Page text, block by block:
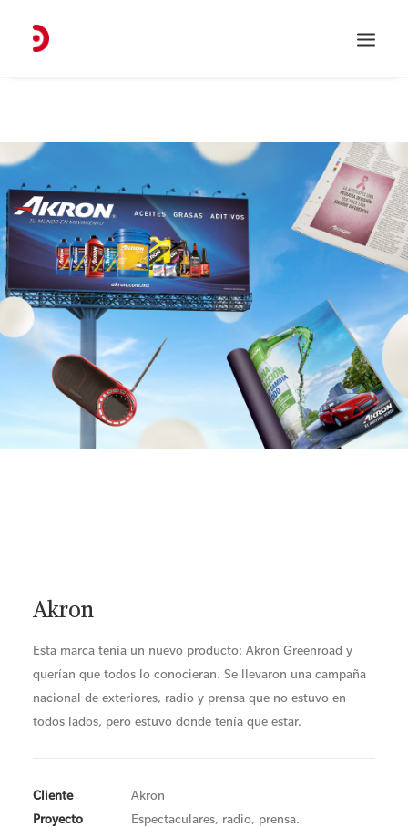
Servicios
Portafolio
Equipo
Inspiración
Contacto
Akron
Esta marca tenía un nuevo producto: Akron Greenroad y
querían que todos lo conocieran. Se llevaron una campaña
nacional de exteriores, radio y prensa que no estuvo en
todos lados, pero estuvo donde tenía que estar.
Cliente
Akron
Proyecto
Espectaculares, radio, prensa.